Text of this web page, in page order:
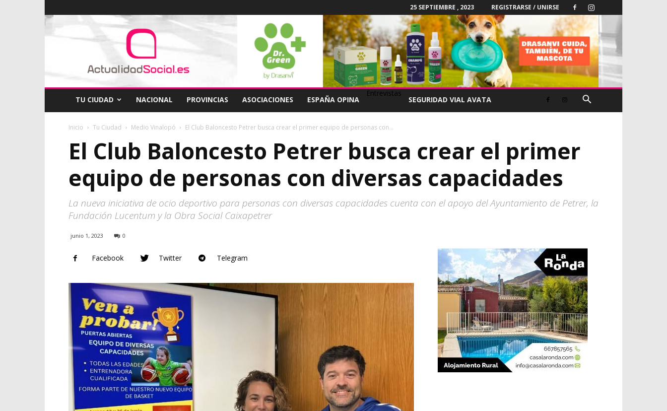
25 SEPTIEMBRE , 2023 REGISTRARSE / UNIRSE
ActualidadSocial
TU CIUDAD NACIONAL PROVINCIAS ASOCIACIONES ESPAÑA OPINA
Entrevistas
SEGURIDAD VIAL AVATA
Inicio Tu Ciudad Medio Vinalopó El Club Baloncesto Petrer busca crear el primer equipo de personas con...
El Club Baloncesto Petrer busca crear el primer
equipo de personas con diversas capacidades
La nueva iniciativa de ocio deportivo para personas con diversas capacidades cuenta con el apoyo del Ayuntamiento de Petrer, la
Fundación Lucentum y la Obra Social Caixapetrer
junio 1, 2023 0
Facebook Twitter Telegram